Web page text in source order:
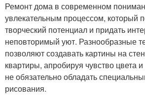
Ремонт дома в современном
увлекательным процессом, который
творческий потенциал и придать
неповторимый уют. Разнообразные
позволяют создавать картины на
квартиры, апробируя чувство цвета и
не обязательно обладать
рисования.